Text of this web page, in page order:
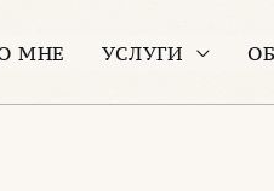
МНЕ УСЛУГИ